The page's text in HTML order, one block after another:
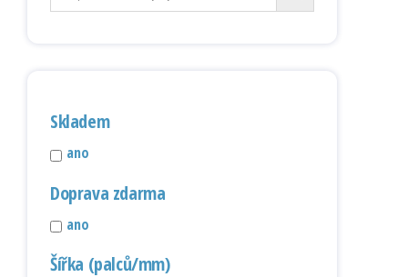
Skladem
ano
Doprava zdarma
ano
Šířka (palců/mm)